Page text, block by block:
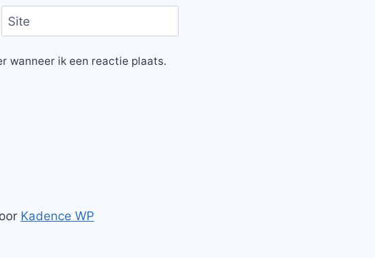
Site
wanneer ik een reactie plaats.
Kadence WP